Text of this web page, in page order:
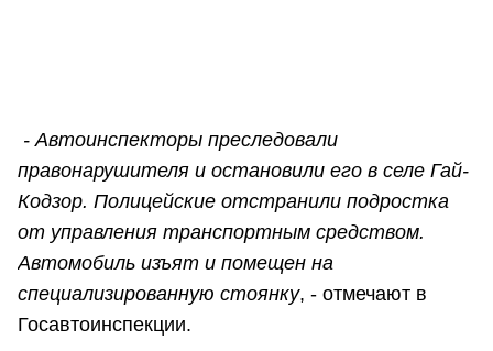
- Автоинспекторы преследовали
правонарушителя и остановили его в селе Гай-
Кодзор. Полицейские отстранили подростка
от управления транспортным средством.
Автомобиль изъят и помещен на
специализированную стоянку, - отмечают в
Госавтоинспекции.